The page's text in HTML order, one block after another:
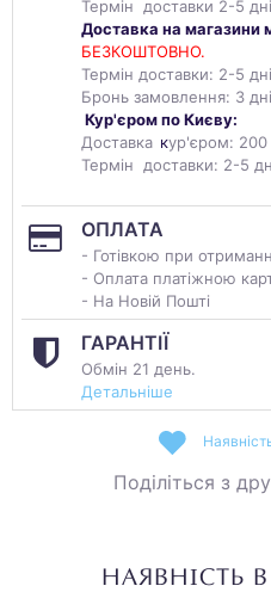
Термін доставки 2-5
Доставка на магазини
БЕЗКОШТОВНО.
Термін доставки: 2-5
Бронь замовлення: 3
Кур'єром по Києву:
Доставка кур'єром: 200
Термін доставки: 2-5
ОПЛАТА
- Готівкою при
- Оплата платіжною
- На Новій Пошті
ГАРАНТІЇ
Обмін 21 день.
Детальніше
Поділіться з
НАЯВНІСТЬ